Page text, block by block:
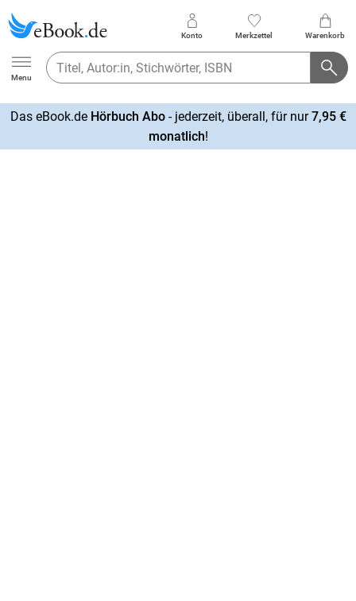
Ebook.de
Menu
Konto Merkzettel Warenkorb
Das eBook.de Hörbuch Abo- jederzeit, überall, für nur7,95 €
monatlich!